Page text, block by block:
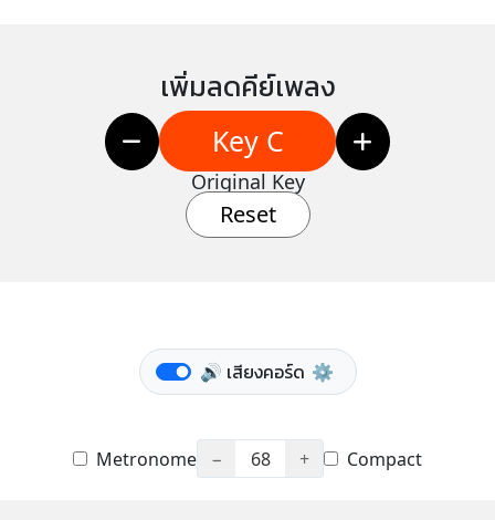
เพิ่มลดคีย์เพลง
Key C
Original Key
Reset
🔊 เสียงคอร์ด ⚙️
Metronome − 68 + Compact